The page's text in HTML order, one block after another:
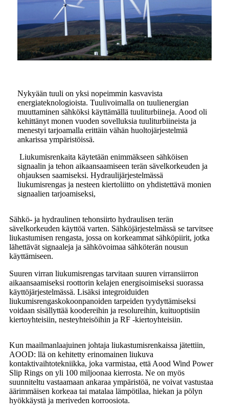
Nykyään tuuli on yksi nopeimmin kasvavista
energiateknologioista. Tuulivoimalla on tuulienergian
muuttaminen sähköksi käyttämällä tuuliturbiineja. Aood oli
kehittänyt monen vuoden sovelluksia tuuliturbiineista ja
menestyi tarjoamalla erittäin vähän huoltojärjestelmiä
ankarissa ympäristöissä.
Liukumisrenkaita käytetään enimmäkseen sähköisen
signaalin ja tehon aikaansaamiseen terän sävelkorkeuden ja
ohjauksen saamiseksi. Hydraulijärjestelmässä
liukumisrengas ja nesteen kiertoliitto on yhdistettävä monien
signaalien tarjoamiseksi,
Sähkö- ja hydraulinen tehonsiirto hydraulisen terän
sävelkorkeuden käyttöä varten. Sähköjärjestelmässä se tarvitsee
liukastumisen rengasta, jossa on korkeammat sähköpiirit, jotka
lähettävät signaaleja ja sähkövoimaa sähköterän nousun
käyttämiseen.
Suuren virran liukumisrengas tarvitaan suuren virransiirron
aikaansaamiseksi roottorin kelajen energisoimiseksi suorassa
käyttöjärjestelmässä. Lisäksi integroiduiden
liukumisrengaskokoonpanoiden tarpeiden tyydyttämiseksi
voidaan sisällyttää koodereihin ja resolureihin, kuituoptisiin
kiertoyhteisiin, nesteyhteisöihin ja RF -kiertoyhteisiin.
Kun maailmanlaajuinen johtaja liukastumisrenkaissa jätettiin,
AOOD: llä on kehitetty erinomainen liukuva
kontaktivaihtotekniikka, joka varmistaa, että Aood Wind Power
Slip Rings on yli 100 miljoonaa kierrosta. Ne on myös
suunniteltu vastaamaan ankaraa ympäristöä, ne voivat vastustaa
äärimmäisen korkeaa tai matalaa lämpötilaa, hiekan ja pölyn
hyökkäystä ja meriveden korroosiota.